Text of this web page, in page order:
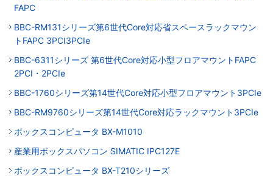
FAPC
BBC-RM131シリーズ第6世代Core対応省スペースラックマウン
トFAPC 3PCI3PCIe
BBC-6311シリーズ 第6世代Core対応小型フロアマウントFAPC
2PCI・2PCIe
BBC-1760シリーズ第14世代Core対応小型フロアマウント3PCIe
BBC-RM9760シリーズ第14世代Core対応ラックマウント3PCIe
ボックスコンピュータ BX-M1010
産業用ボックスパソコン SIMATIC IPC127E
ボックスコンピュータ BX-T210シリーズ